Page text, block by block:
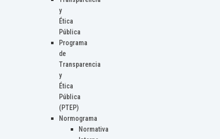
y
Ética
Pública
Programa
de
Transparencia
y
Ética
Pública
(PTEP)
Normograma
Normativa